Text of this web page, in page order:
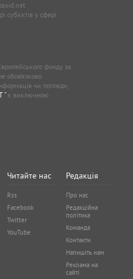
суб'єктів у сфері
фонду за
обов’язково
чи погляди,
"є виключною
Читайте нас
Rss
Facebook
Twitter
YouTube
Редакція
Про нас
Редакційна
політика
Команда
Контакти
Напишіть нам
Реклама на
сайті